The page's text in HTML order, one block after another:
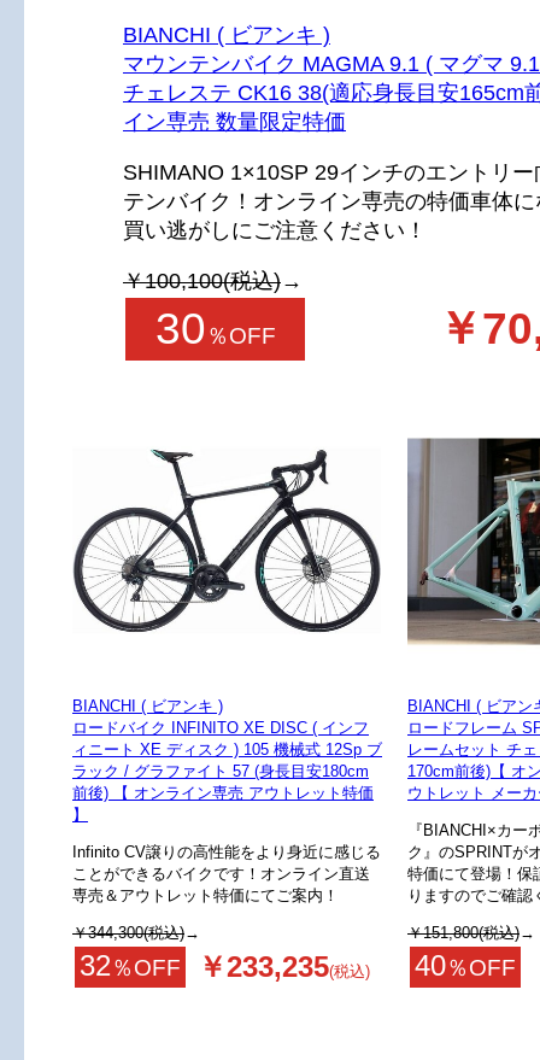
BIANCHI ( ビアンキ )
マウンテンバイク MAGMA 9.1 ( マグマ
チェレステ CK16 38(適応身長目安165cm
イン専売 数量限定特価
SHIMANO 1×10SP 29インチのエントリ
テンバイク！オンライン専売の特価車体
買い逃がしにご注意ください！
￥100,100(税込)→
30 ％OFF ￥
BIANCHI ( ビアンキ )
ロードバイク INFINITO XE DISC ( インフ
ィニート XE ディスク ) 105 機械式 12Sp ブ
ラック / グラファイト 57 (身長目安180cm
前後) 【 オンライン専売 アウトレット特価
】
Infinito CV譲りの高性能をより身近に感じる
ことができるバイクです！オンライン直送
専売＆アウトレット特価にてご案内！
￥344,300(税込)→
32％OFF ￥233,235(税込)
BIANCHI ( ビアン
ロードフレーム
レームセット チ
170cm前後)【 オ
ウトレット メー
『BIANCHI×カー
ク』のSPRINTが
特価にて登場！保
りますのでご確認
￥151,800(税込)→
40％OFF